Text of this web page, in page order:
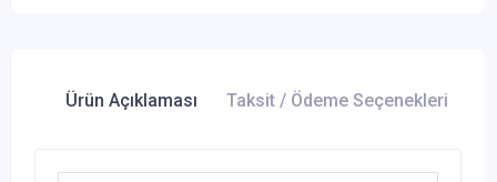
Ürün Açıklaması Taksit / Ödeme Seçenekleri